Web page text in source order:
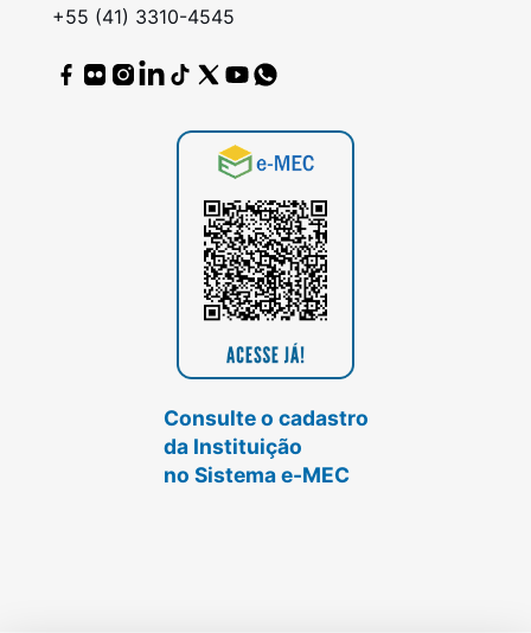
+55 (41) 3310-4545
Consulte o cadastro
da Instituição
no Sistema e-MEC